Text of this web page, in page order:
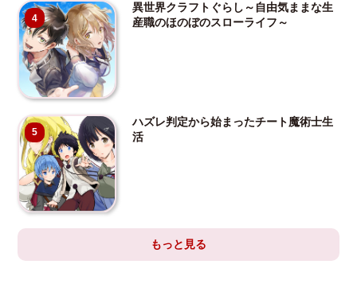
4
異世界クラフトぐらし～自由気ままな生
産職のほのぼのスローライフ～
5
ハズレ判定から始まったチート魔術士生
活
もっと見る